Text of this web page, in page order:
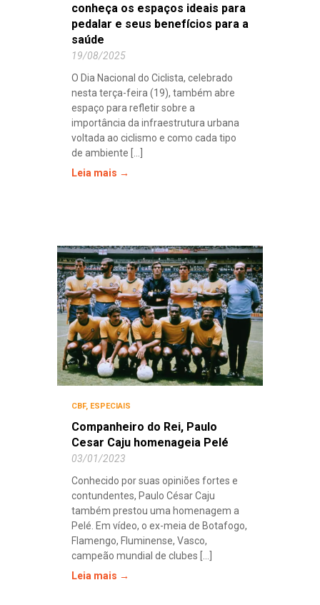
conheça os espaços ideais para
pedalar e seus benefícios para a
saúde
19/08/2025
O Dia Nacional do Ciclista, celebrado
nesta terça-feira (19), também abre
espaço para refletir sobre a
importância da infraestrutura urbana
voltada ao ciclismo e como cada tipo
de ambiente [...]
Leia mais →
CBF, ESPECIAIS
Companheiro do Rei, Paulo
Cesar Caju homenageia Pelé
03/01/2023
Conhecido por suas opiniões fortes e
contundentes, Paulo César Caju
também prestou uma homenagem a
Pelé. Em vídeo, o ex-meia de Botafogo,
Flamengo, Fluminense, Vasco,
campeão mundial de clubes [...]
Leia mais →